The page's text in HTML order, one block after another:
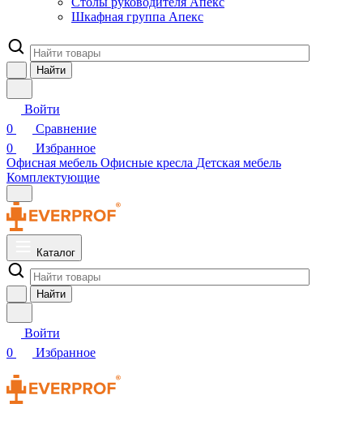
Шкафная группа Апекс
Найти
Войти
0
Сравнение
0
Избранное
Офисная мебель Офисные кресла Детская мебель
Комплектующие
Каталог
Найти
Войти
0
Избранное